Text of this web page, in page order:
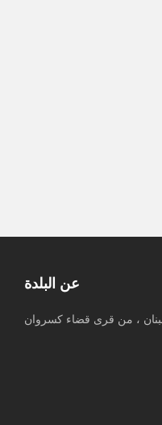
عن البلدة
، من قرى قضاء كسروان